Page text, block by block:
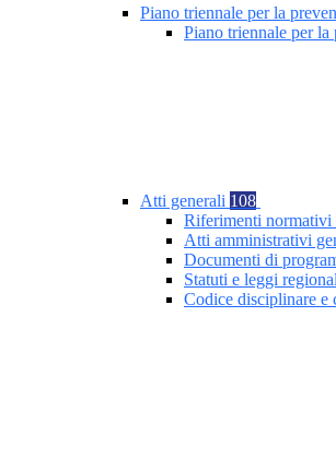
Piano triennale per la
Piano triennale per
Atti generali 108
Riferimenti normativi
Atti amministrativi
Documenti di
Statuti e leggi
Codice disciplinare e